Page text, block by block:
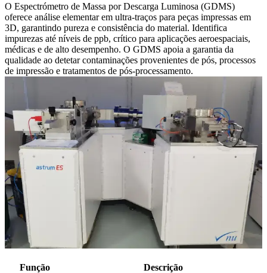
O Espectrómetro de Massa por Descarga Luminosa (GDMS)
oferece análise elementar em ultra-traços para peças impressas em
3D, garantindo pureza e consistência do material. Identifica
impurezas até níveis de ppb, crítico para aplicações aeroespaciais,
médicas e de alto desempenho. O GDMS apoia a garantia da
qualidade ao detetar contaminações provenientes de pós, processos
de impressão e tratamentos de pós-processamento.
Função Descrição